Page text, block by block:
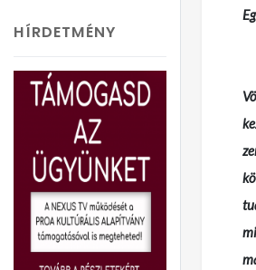
HÍRDETMÉNY